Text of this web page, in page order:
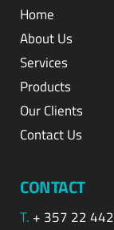
Home
About Us
Services
Products
Our Clients
Contact Us
CONTACT
T. + 357 22